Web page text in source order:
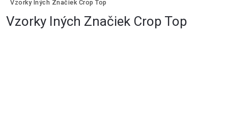
Vzorky Iných Značiek Crop Top
Vzorky Iných Značiek Crop Top